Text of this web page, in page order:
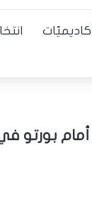
أمام بورتو